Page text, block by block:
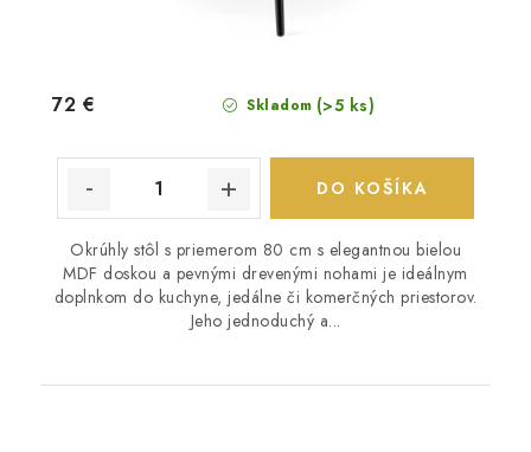
Skladom (>5 ks)
72 €
DO KOŠÍKA
Okrúhly stôl s priemerom 80 cm s elegantnou bielou
MDF doskou a pevnými drevenými nohami je ideálnym
doplnkom do kuchyne, jedálne či komerčných priestorov.
Jeho jednoduchý a...